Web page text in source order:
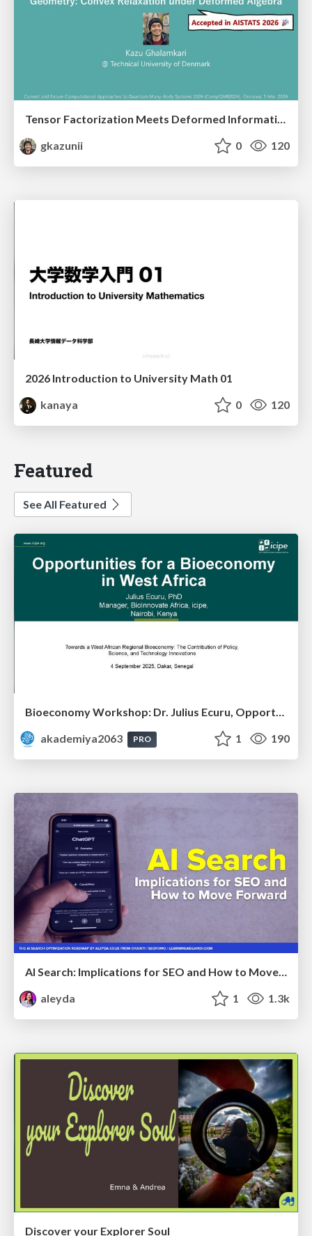
gkazunii
0 120
2026 Introduction to University Math 01
kanaya
0 120
Featured
See All Featured
Bioeconomy Workshop: Dr. Julius Ecuru, Opportunities for a Bioeconomy in West Africa
akademiya2063
PRO 1 190
AI Search: Implications for SEO and How to Move Forward - #ShenzhenSEOConference
aleyda
1 1.3k
Discover your Explorer Soul